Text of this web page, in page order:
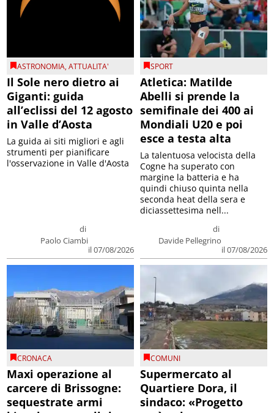
ASTRONOMIA,ATTUALITA'
Il Sole nero dietro ai
Giganti: guida
all’eclissi del 12 agosto
in Valle d’Aosta
di
Paolo Ciambi
il 07/08/2026
La guida ai siti migliori e agli
strumenti per pianificare
l'osservazione in Valle d'Aosta
SPORT
Atletica: Matilde
Abelli si prende la
semifinale dei 400 ai
Mondiali U20 e poi
esce a testa alta
di
Davide Pellegrino
il 07/08/2026
La talentuosa velocista della
Cogne ha superato con
margine la batteria e ha
quindi chiuso quinta nella
seconda heat della sera e
diciassettesima nell...
CRONACA
Maxi operazione al
carcere di Brissogne:
sequestrate armi
COMUNI
Supermercato al
Quartiere Dora, il
sindaco: «Progetto